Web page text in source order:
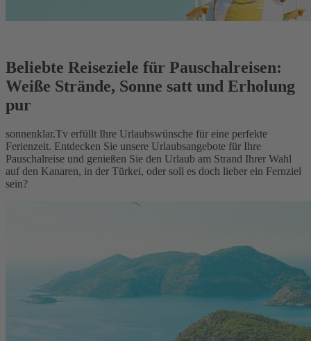
Beliebte Reiseziele für Pauschalreisen:
Weiße Strände, Sonne satt und Erholung
pur
sonnenklar.Tv erfüllt Ihre Urlaubswünsche für eine perfekte
Ferienzeit. Entdecken Sie unsere Urlaubsangebote für Ihre
Pauschalreise und genießen Sie den Urlaub am Strand Ihrer Wahl
auf den Kanaren, in der Türkei, oder soll es doch lieber ein Fernziel
sein?